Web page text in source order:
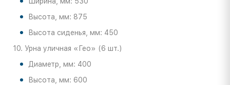
Высота, мм: 875
Высота сиденья, мм: 450
10. Урна уличная «Гео» (6 шт.)
Диаметр, мм: 400
Высота, мм: 600